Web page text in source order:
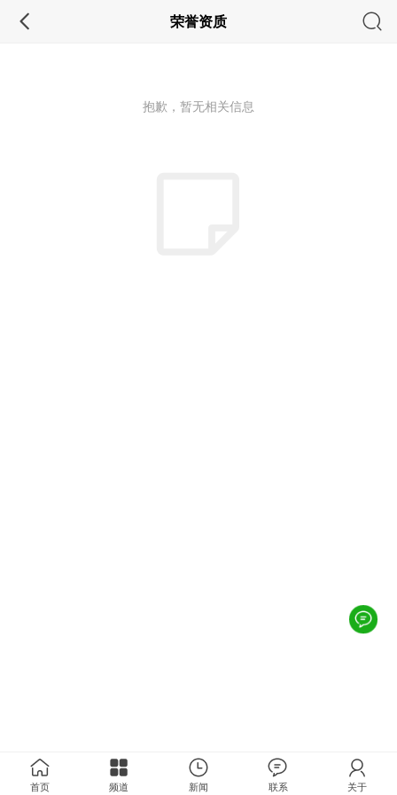
荣誉资质
抱歉，暂无相关信息
首页 频道 新闻 联系 关于